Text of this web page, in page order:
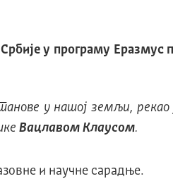
у програму Еразмус
у нашој земљи,
Вацлавом Клаусом.
и научне сарадње.